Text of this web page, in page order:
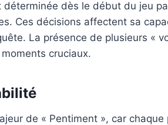
déterminée dès le début du jeu
Ces décisions affectent sa
La présence de plusieurs «
cruciaux.
de « Pentiment », car